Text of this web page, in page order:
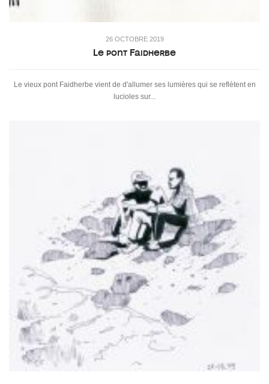
26 OCTOBRE 2019
Le pont Faidherbe
Le vieux pont Faidherbe vient de d'allumer ses lumières qui se reflètent en
lucioles sur...